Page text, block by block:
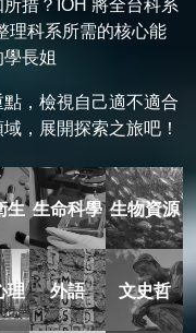
措？IOH 將全台科系
理科系所需的核心能
長姐
，檢視自己適不適合
，展開探索之旅吧！
生 生命科學 生物資源
理 外語 文史哲